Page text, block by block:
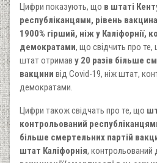
Цифри показують, що в штаті
республіканцями, рівень
1900% гірший, ніж у Каліфорнії,
демократами, що свідчить про те,
штат отримав у 20 разів більше
вакцини від Covid-19, ніж штат,
демократами.
Цифри також свідчать про те, що
контрольований
більше смертельних партій
штат Каліфорнія, контрольований